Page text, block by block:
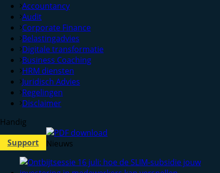
Accountancy
Audit
Corporate Finance
Belastingadvies
Digitale transformatie
Business Coaching
HRM diensten
Juridisch Advies
Regelingen
Disclaimer
Handig
Support
Nieuws